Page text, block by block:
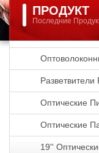
ПРОДУКТ
Последние
Разветвители
Оптические
Оптические
19''